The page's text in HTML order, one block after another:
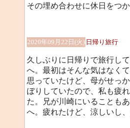
その埋め合わせに休日をつ
2020年09月22日(火) 日帰り旅行
久しぶりに日帰りで旅行し
へ。最初はそんな気はなく
思っていたけど、母がせっ
ぼりしていたので、私も疲
た。兄が川崎にいることも
へ。疲れたけど、涼しいし